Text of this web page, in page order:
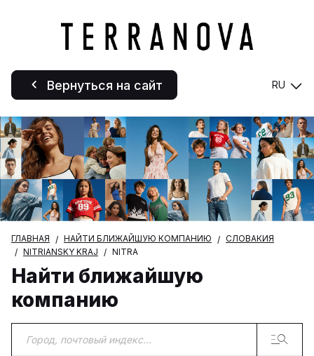
Вернуться на сайт RU
ГЛАВНАЯ НАЙТИ БЛИЖАЙШУЮ КОМПАНИЮ
СЛОВАКИЯ
NITRIANSKY KRAJ
NITRA
Найти ближайшую
компанию